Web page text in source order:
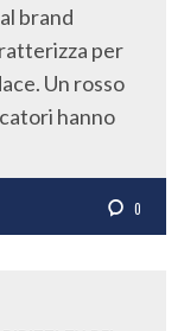
brand
per
Un rosso
hanno
0